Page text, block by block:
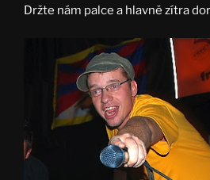
Držte nám palce a hlavně zítra